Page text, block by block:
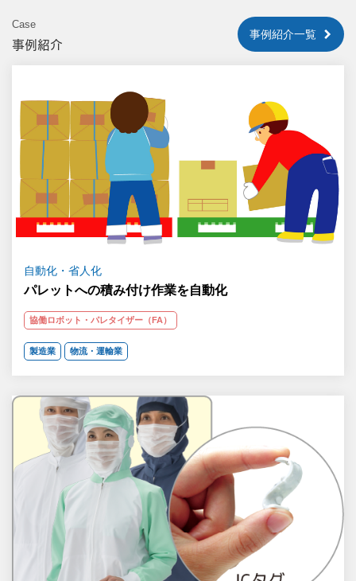
Case
事例紹介
事例紹介一覧
自動化・省人化
パレットへの積み付け作業を自動化
協働ロボット・パレタイザー（FA）
製造業 物流・運輸業